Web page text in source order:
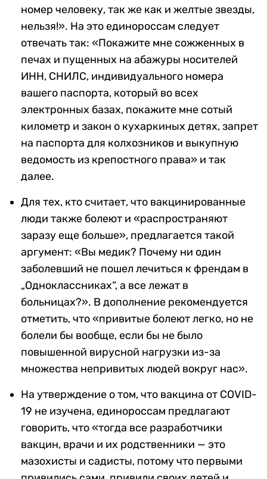
номер человеку, так же как и желтые звезды,
нельзя!». На это единороссам следует
отвечать так: «Покажите мне сожженных в
печах и пущенных на абажуры носителей
ИНН, СНИЛС, индивидуального номера
вашего паспорта, который во всех
электронных базах, покажите мне сотый
километр и закон о кухаркиных детях, запрет
на паспорта для колхозников и выкупную
ведомость из крепостного права» и так
далее.
Для тех, кто считает, что вакцинированные
люди также болеют и «распространяют
заразу еще больше», предлагается такой
аргумент: «Вы медик? Почему ни один
заболевший не пошел лечиться к френдам в
„Одноклассниках“, а все лежат в
больницах?». В дополнение рекомендуется
отметить, что «привитые болеют легко, но не
болели бы вообще, если бы не было
повышенной вирусной нагрузки из-за
множества непривитых людей вокруг нас».
На утверждение о том, что вакцина от COVID-
19 не изучена, единороссам предлагают
говорить, что «тогда все разработчики
вакцин, врачи и их родственники — это
мазохисты и садисты, потому что первыми